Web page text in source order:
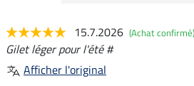
15.7.2026 (Achat confirmé)
Gilet léger pour l'été #
Afficher l'original